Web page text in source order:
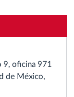
9, oficina 971
de México,